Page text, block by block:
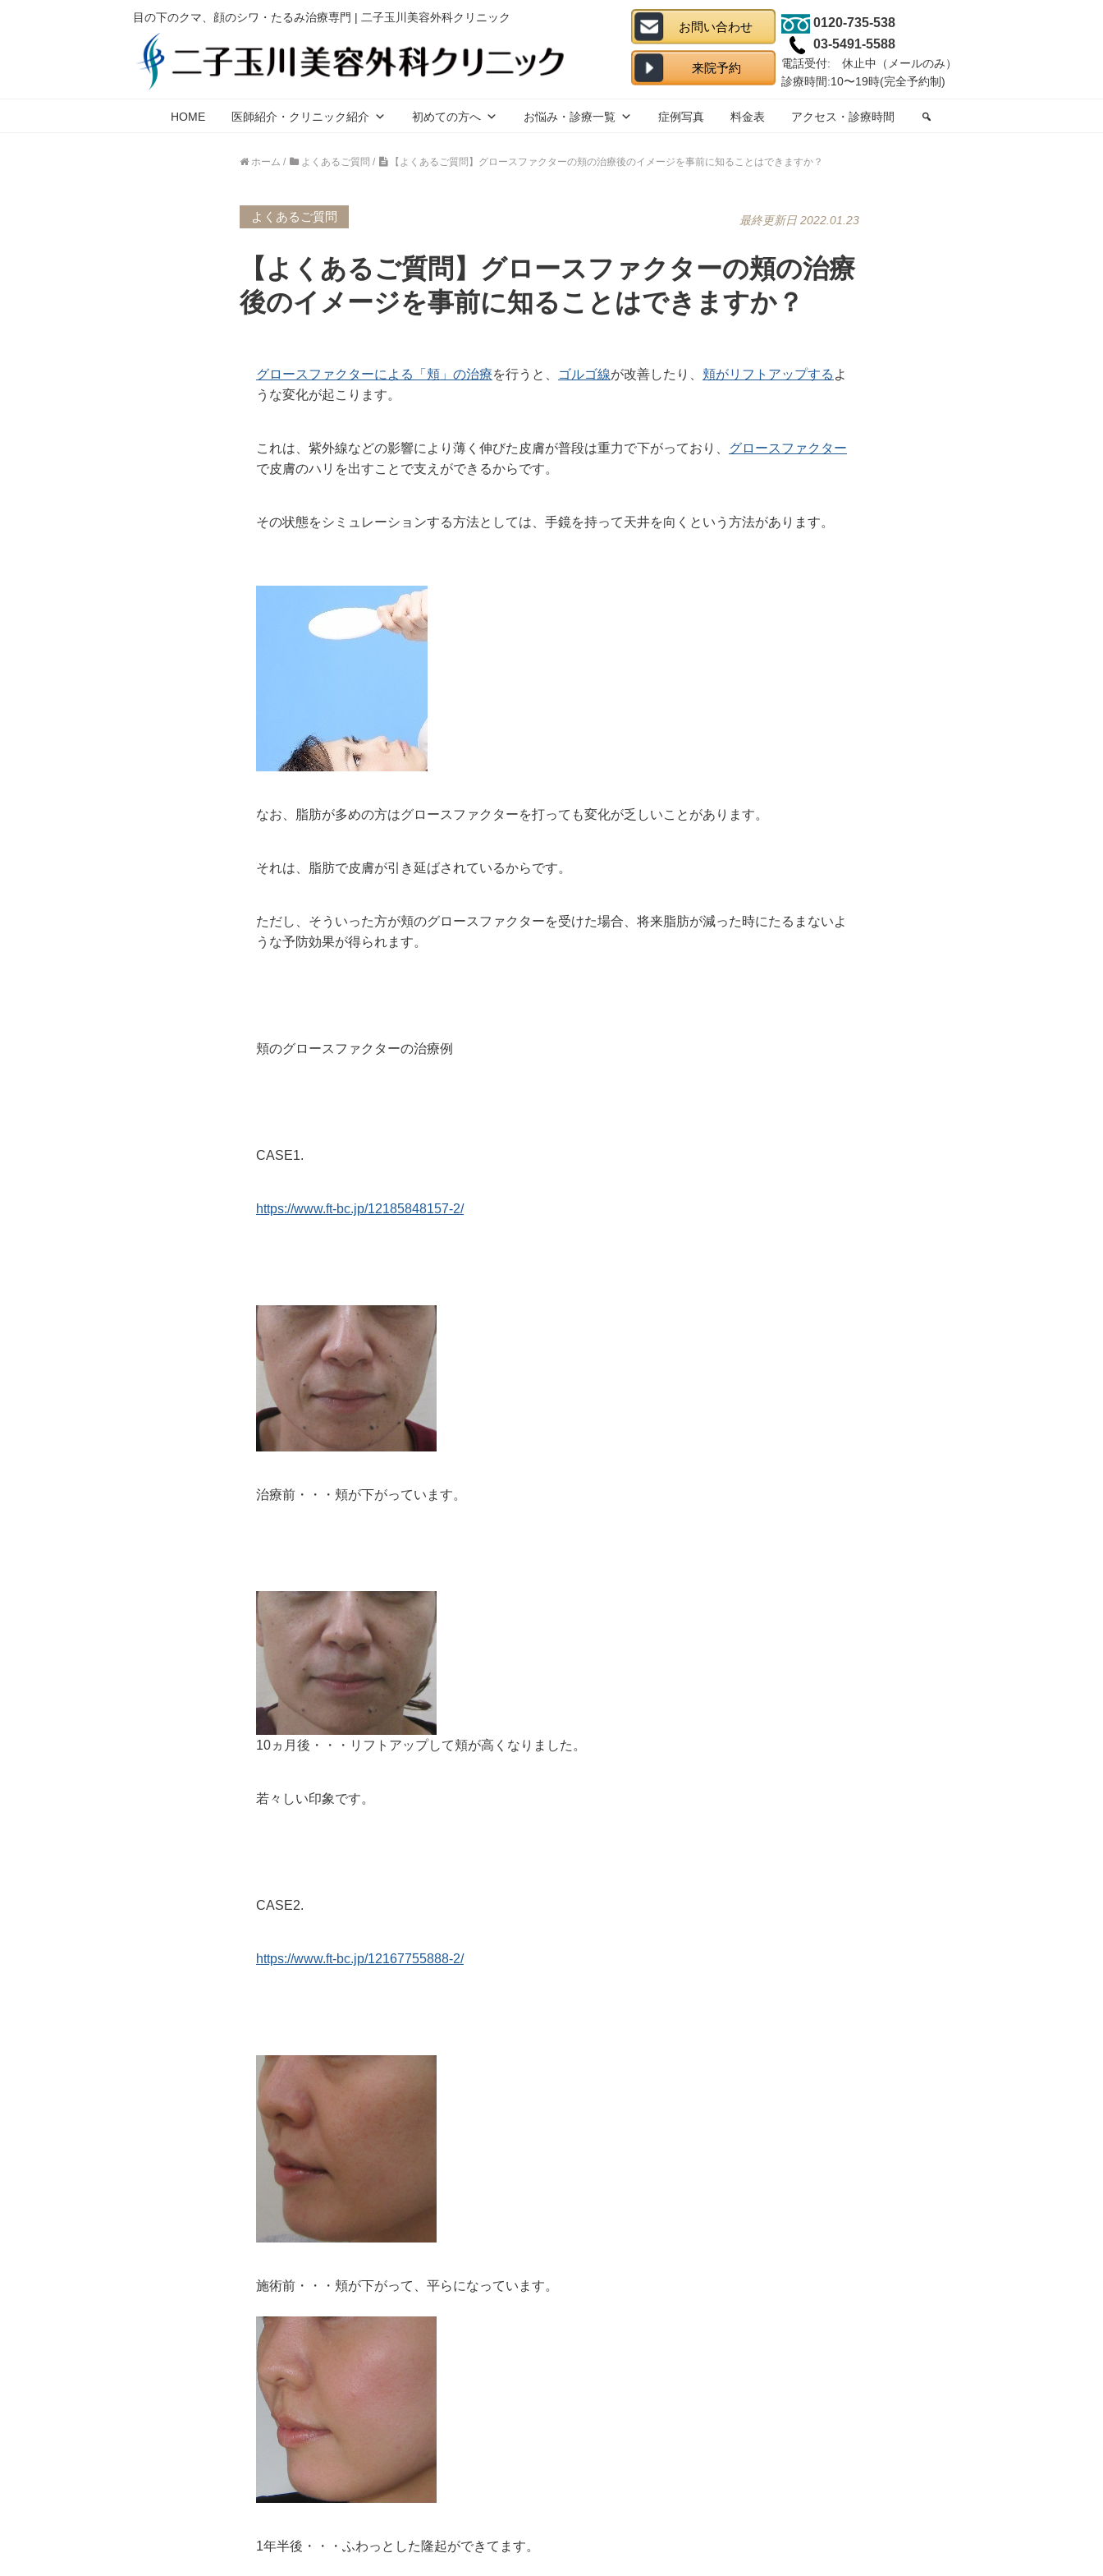
目の下のクマ、顔のシワ・たるみ治療専門 | 二子玉川美容外科クリニック
0120-735-538
03-5491-5588
電話受付: 休止中（メールのみ）
診療時間:10〜19時(完全予約制)
HOME 医師紹介・クリニック紹介 初めての方へ お悩み・診療一覧 症例写真 料金表 アクセス・診療時間
ホーム / よくあるご質問 / 【よくあるご質問】グロースファクターの頬の治療後のイメージを事前に知ることはできますか？
よくあるご質問 最終更新日 2022.01.23
【よくあるご質問】グロースファクターの頬の治療
後のイメージを事前に知ることはできますか？
グロースファクターによる「頬」の治療を行うと、 ゴルゴ線が改善したり、 頬がリフトアップする よ
うな変化が起こります。
これは、紫外線などの影響により薄く伸びた皮膚が普段は重力で下がっており、 グロースファクター
で皮膚のハリを出すことで支えができるからです。
その状態をシミュレーションする方法としては、手鏡を持って天井を向くという方法があります。
なお、脂肪が多めの方はグロースファクターを打っても変化が乏しいことがあります。
それは、脂肪で皮膚が引き延ばされているからです。
ただし、そういった方が頬のグロースファクターを受けた場合、将来脂肪が減った時にたるまないよ
うな予防効果が得られます。
頬のグロースファクターの治療例
CASE1.
https://www.ft-bc.jp/12185848157-2/
治療前・・・頬が下がっています。
10ヵ月後・・・リフトアップして頬が高くなりました。
若々しい印象です。
CASE2.
https://www.ft-bc.jp/12167755888-2/
施術前・・・頬が下がって、平らになっています。
1年半後・・・ふわっとした隆起ができてます。